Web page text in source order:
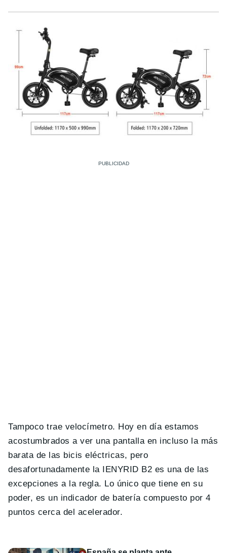
Tampoco trae velocímetro. Hoy en día estamos
acostumbrados a ver una pantalla en incluso la más
barata de las bicis eléctricas, pero
desafortunadamente la IENYRID B2 es una de las
excepciones a la regla. Lo único que tiene en su
poder, es un indicador de batería compuesto por 4
puntos cerca del acelerador.